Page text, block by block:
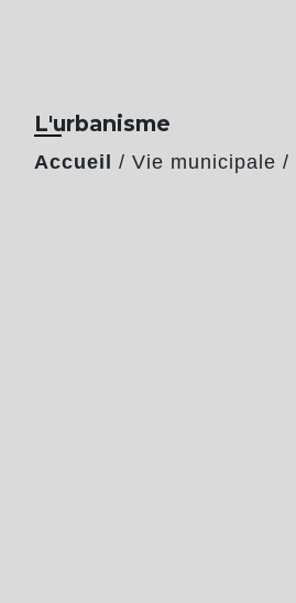
L'urbanisme
Accueil / Vie municipale /